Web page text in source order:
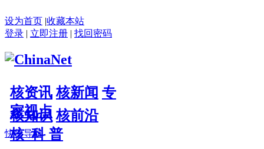
设为首页 |收藏本站
登录 | 立即注册 | 找回密码
核资讯 核新闻 专
家视点
核知识 核前沿
核 科 普
快捷导航